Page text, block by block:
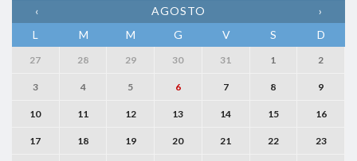
‹ AGOSTO
›
L
M M G V S D
27 28 29 30 31 1 2
3 4 5 6 7 8 9
10 11 12 13 14 15 16
17 18 19 20 21 22 23